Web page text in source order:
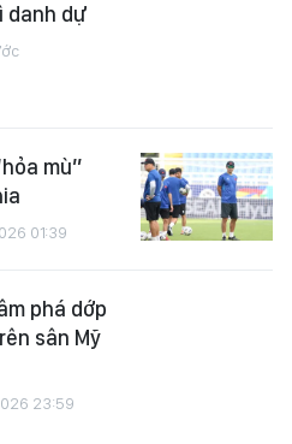
danh dự
mù”
01:39
phá dớp
sân Mỹ
23:59